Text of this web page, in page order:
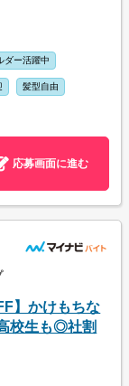
ダー活躍中
髪型自由
応募画面に進む
】かけもちな
校生も◎社割